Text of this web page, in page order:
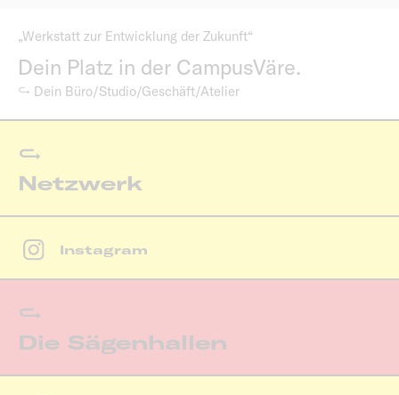
„Werkstatt zur Entwicklung der Zukunft“
Dein Platz in der CampusVäre.
↪ Dein Büro/Studio/Geschäft/Atelier
Netzwerk
Instagram
Die Sägenhallen